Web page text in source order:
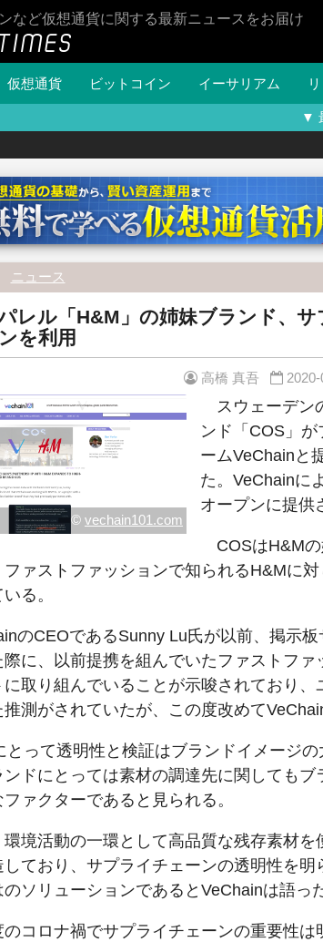
など仮想通貨に関する最新ニュースをお届け
仮想通貨 ビットコイン イーサリアム
▼
ニュース
レル「H&M」の姉妹ブランド、
を利用
高橋 真吾 2020-
© vechain101.com
スウェーデン
ンド「COS」
ームVeChainと
た。VeChainに
オープンに提供
COSはH&M
ファストファッションで知られるH&Mに
る。
のCEOであるSunny Lu氏が以前、掲示
際に、以前提携を組んでいたファストファ
に取り組んでいることが示唆されており
推測がされていたが、この度改めて
とって透明性と検証はブランドイメージの
ンドにとっては素材の調達先に関しても
ァクターであると見られる。
環境活動の一環として高品質な残存素材
しており、サプライチェーンの透明性を
ソリューションであるとVeChainは語った
のコロナ禍でサプライチェーンの重要性